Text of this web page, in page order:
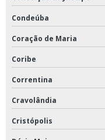
Orçamento de instalação
Orçamento de limpeza de
Orçamento de
Orçamento de
Orçamento de
Orçamento de
Condeúba
Coração de Maria
Coribe
Correntina
Cravolândia
Cristópolis